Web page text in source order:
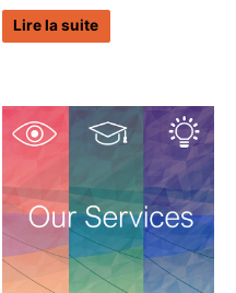
Lire la suite